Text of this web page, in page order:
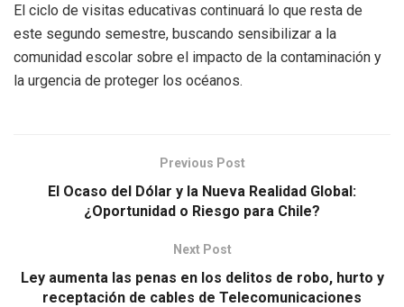
El ciclo de visitas educativas continuará lo que resta de
este segundo semestre, buscando sensibilizar a la
comunidad escolar sobre el impacto de la contaminación y
la urgencia de proteger los océanos.
Previous Post
El Ocaso del Dólar y la Nueva Realidad Global:
¿Oportunidad o Riesgo para Chile?
Next Post
Ley aumenta las penas en los delitos de robo, hurto y
receptación de cables de Telecomunicaciones